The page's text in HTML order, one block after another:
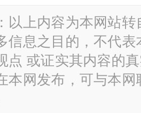
以上内容为本网站
信息之目的，不代
点 或证实其内容的
本网发布，可与本